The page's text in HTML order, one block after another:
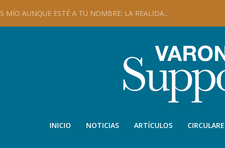
MÍO AUNQUE ESTÉ A TU NOMBRE: LA REALIDA...
INICIO NOTICIAS ARTÍCULOS